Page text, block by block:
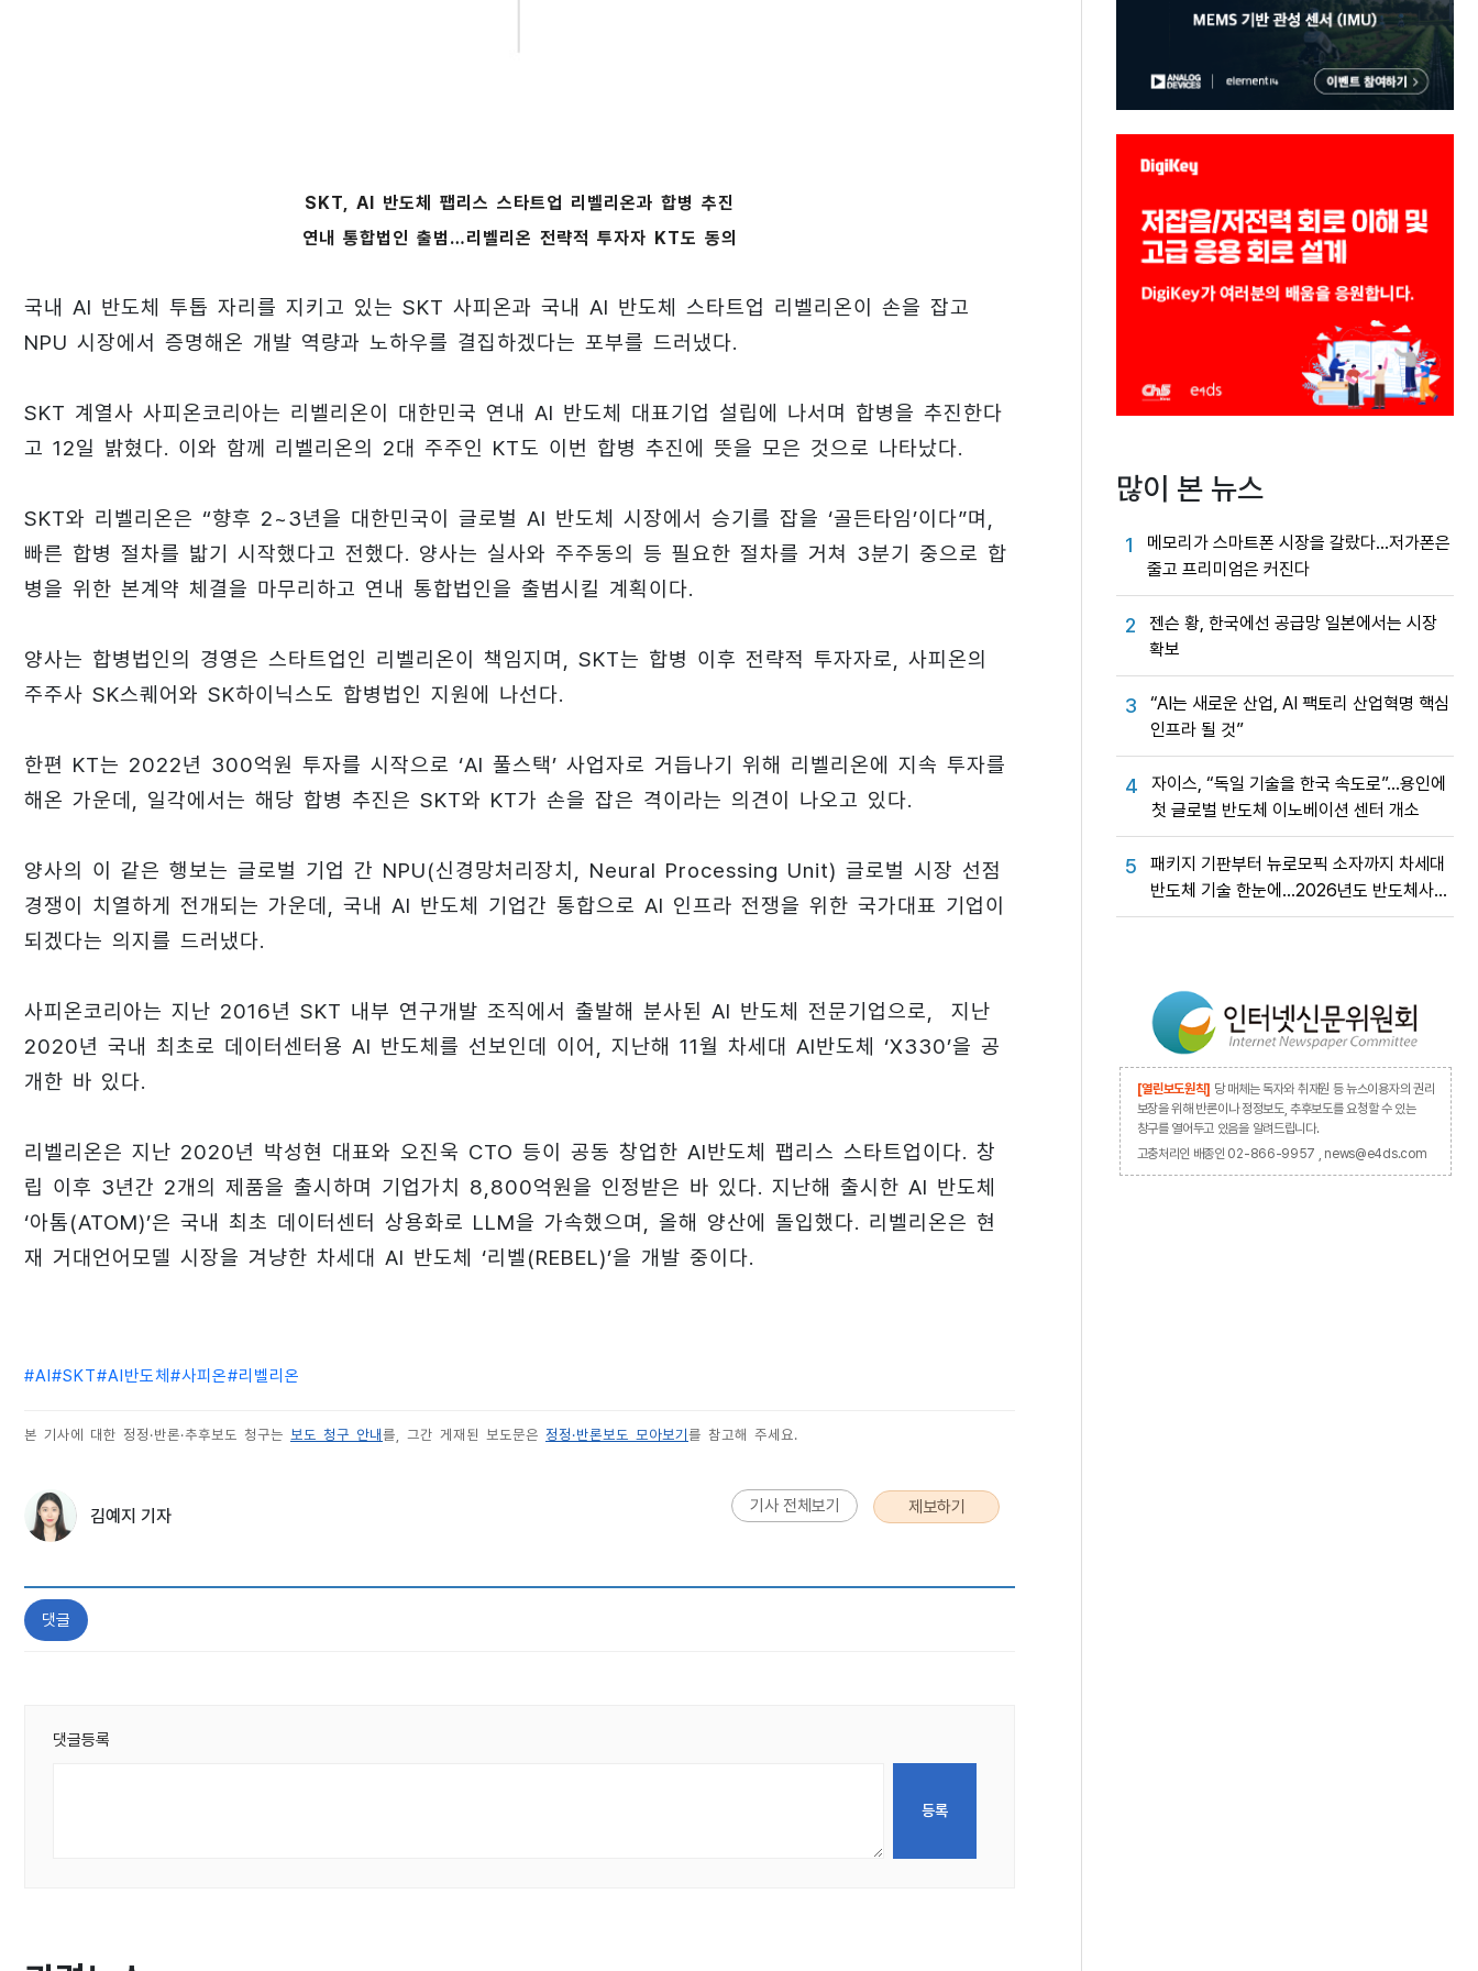
SKT, AI 반도체 팹리스 스타트업 리벨리온과 합병 추진
연내 통합법인 출범…리벨리온 전략적 투자자 KT도 동의
국내 AI 반도체 투톱 자리를 지키고 있는 SKT 사피온과 국내 AI 반도체 스타트업 리벨리온이 손을 잡고
NPU 시장에서 증명해온 개발 역량과 노하우를 결집하겠다는 포부를 드러냈다.
SKT 계열사 사피온코리아는 리벨리온이 대한민국 연내 AI 반도체 대표기업 설립에 나서며 합병을 추진한다
고 12일 밝혔다. 이와 함께 리벨리온의 2대 주주인 KT도 이번 합병 추진에 뜻을 모은 것으로 나타났다.
SKT와 리벨리온은 “향후 2~3년을 대한민국이 글로벌 AI 반도체 시장에서 승기를 잡을 ‘골든타임’이다”며,
빠른 합병 절차를 밟기 시작했다고 전했다. 양사는 실사와 주주동의 등 필요한 절차를 거쳐 3분기 중으로 합
병을 위한 본계약 체결을 마무리하고 연내 통합법인을 출범시킬 계획이다.
양사는 합병법인의 경영은 스타트업인 리벨리온이 책임지며, SKT는 합병 이후 전략적 투자자로, 사피온의
주주사 SK스퀘어와 SK하이닉스도 합병법인 지원에 나선다.
한편 KT는 2022년 300억원 투자를 시작으로 ‘AI 풀스택’ 사업자로 거듭나기 위해 리벨리온에 지속 투자를
해온 가운데, 일각에서는 해당 합병 추진은 SKT와 KT가 손을 잡은 격이라는 의견이 나오고 있다.
양사의 이 같은 행보는 글로벌 기업 간 NPU(신경망처리장치, Neural Processing Unit) 글로벌 시장 선점
경쟁이 치열하게 전개되는 가운데, 국내 AI 반도체 기업간 통합으로 AI 인프라 전쟁을 위한 국가대표 기업이
되겠다는 의지를 드러냈다.
사피온코리아는 지난 2016년 SKT 내부 연구개발 조직에서 출발해 분사된 AI 반도체 전문기업으로, 지난
2020년 국내 최초로 데이터센터용 AI 반도체를 선보인데 이어, 지난해 11월 차세대 AI반도체 ‘X330’을 공
개한 바 있다.
리벨리온은 지난 2020년 박성현 대표와 오진욱 CTO 등이 공동 창업한 AI반도체 팹리스 스타트업이다. 창
립 이후 3년간 2개의 제품을 출시하며 기업가치 8,800억원을 인정받은 바 있다. 지난해 출시한 AI 반도체
‘아톰(ATOM)’은 국내 최초 데이터센터 상용화로 LLM을 가속했으며, 올해 양산에 돌입했다. 리벨리온은 현
재 거대언어모델 시장을 겨냥한 차세대 AI 반도체 ‘리벨(REBEL)’을 개발 중이다.
#AI#SKT#AI반도체 #사피온#리벨리온
본 기사에 대한 정정·반론·추후보도 청구는 보도 청구 안내 를, 그간 게재된 보도문은 정정·반론보도 모아보기 를 참고해 주세요.
김예지 기자 기사 전체보기 제보하기
댓글
댓글등록
많이 본 뉴스
1
메모리가 스마트폰 시장을 갈랐다…저가폰은
줄고 프리미엄은 커진다
2
젠슨 황, 한국에선 공급망 일본에서는 시장
확보
3
“AI는 새로운 산업, AI 팩토리 산업혁명 핵심
인프라 될 것”
4
자이스, “독일 기술을 한국 속도로”…용인에
첫 글로벌 반도체 이노베이션 센터 개소
5
패키지 기판부터 뉴로모픽 소자까지 차세대
반도체 기술 한눈에…2026년도 반도체사업
성과교류회
[열린보도원칙] 당 매체는 독자와 취재원 등 뉴스이용자의 권리
보장을 위해 반론이나 정정보도, 추후보도를 요청할 수 있는
창구를 열어두고 있음을 알려드립니다.
고충처리인 배종인 02-866-9957 , news@e4ds.com